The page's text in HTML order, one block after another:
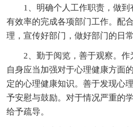
1、明确个人工作职责，做到
有效率的完成各项部门工作。配
理，宣传好部门，做好部门的日
2、勤于阅览，善于观察。作
自身应当加强对于心理健康方面
定的心理健康知识。善于发现心
予安慰与鼓励。对于情况严重的
给予疏导。